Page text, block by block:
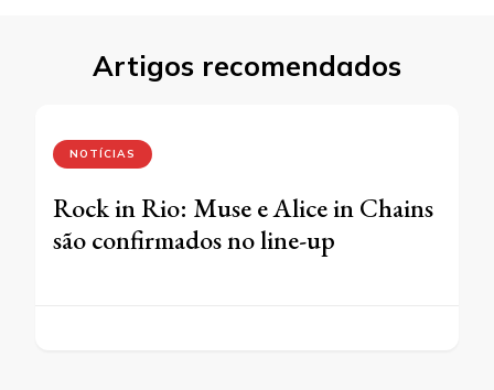
Artigos recomendados
NOTÍCIAS
Rock in Rio: Muse e Alice in Chains
são confirmados no line-up